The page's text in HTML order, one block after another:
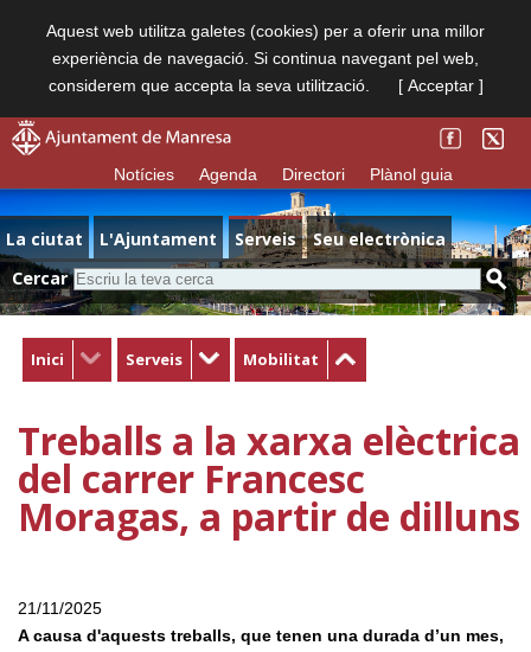
Aquest web utilitza galetes (cookies) per a oferir una millor
experiència de navegació. Si continua navegant pel web,
considerem que accepta la seva utilització.
[ Acceptar ]
Notícies Agenda Directori Plànol guia
La ciutat L'Ajuntament Serveis
Seu electrònica
Cercar
Inici Serveis Mobilitat
Treballs a la xarxa elèctrica
del carrer Francesc
Moragas, a partir de dilluns
21/11/2025
A causa d'aquests treballs, que tenen una durada d’un mes,